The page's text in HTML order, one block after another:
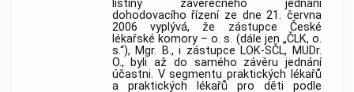
listiny závěrečného jednání
dohodovacího řízení ze dne 21. června
2006 vyplývá, že zástupce České
lékařské komory – o. s. (dále jen „ČLK, o.
s.“), Mgr. B., i zástupce LOK-SČL, MUDr.
O., byli až do samého závěru jednání
účastni. V segmentu praktických lékařů
a praktických lékařů pro děti podle